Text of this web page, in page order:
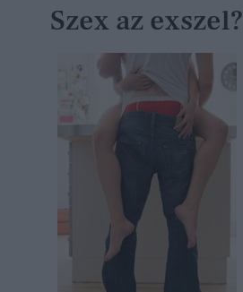
Szex az exszel?